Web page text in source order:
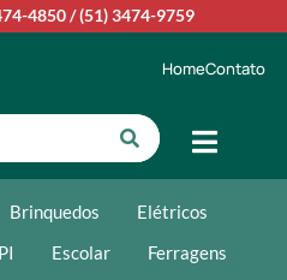
4850/(51) 3474-9759
HomeContato
Brinquedos
Elétricos
Escolar
Ferragens